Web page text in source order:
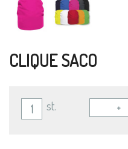
CLIQUE SACO
st.